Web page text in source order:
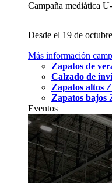
Campaña mediática
Desde el 19 de
Más información
Zapatos de
Calzado de
Zapatos altos
Zapatos bajos
Eventos